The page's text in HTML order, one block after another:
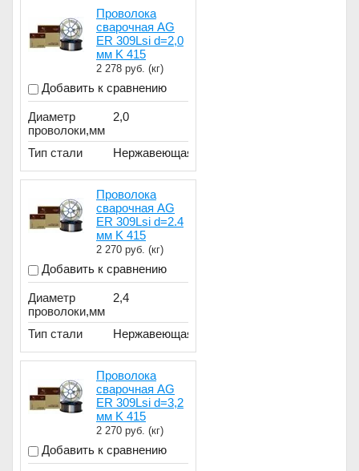
Проволока
сварочная AG
ER 309Lsi d=2,0
мм K 415
2 278 руб. (кг)
Добавить к сравнению
Диаметр
проволоки,мм
2,0
Тип стали Нержавеющая
Проволока
сварочная AG
ER 309Lsi d=2.4
мм K 415
2 270 руб. (кг)
Добавить к сравнению
Диаметр
проволоки,мм
2,4
Тип стали Нержавеющая
Проволока
сварочная AG
ER 309Lsi d=3,2
мм K 415
2 270 руб. (кг)
Добавить к сравнению